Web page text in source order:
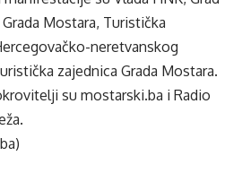
Mostara, Turistička
neretvanskog
zajednica Grada Mostara.
su mostarski.ba i Radio